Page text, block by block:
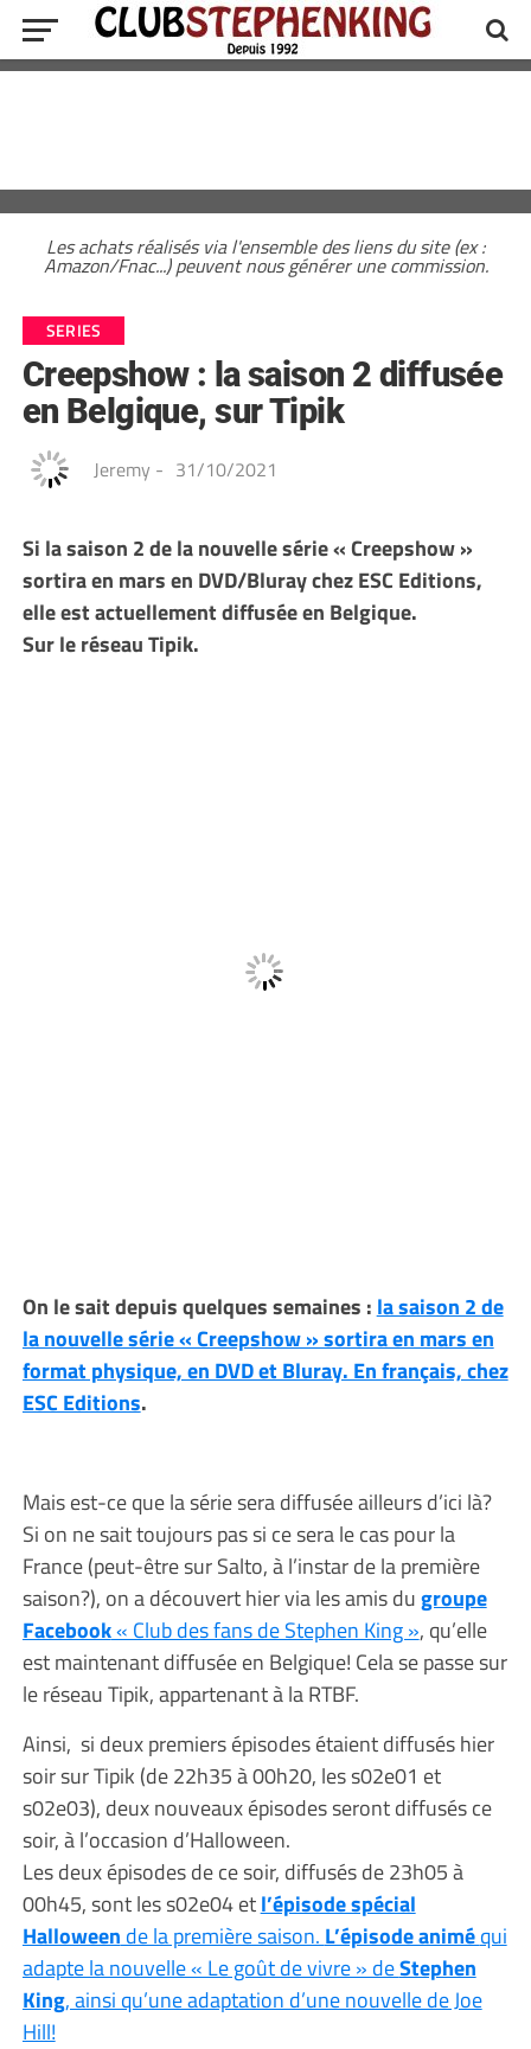
Les achats réalisés via l'ensemble des liens du site (ex :
Amazon/Fnac...) peuvent nous générer une commission.
SERIES
Creepshow : la saison 2 diffusée
en Belgique, sur Tipik
Jeremy - 31/10/2021
Si la saison 2 de la nouvelle série « Creepshow »
sortira en mars en DVD/Bluray chez ESC Editions,
elle est actuellement diffusée en Belgique.
Sur le réseau Tipik.
On le sait depuis quelques semaines : la saison 2 de
la nouvelle série « Creepshow » sortira en mars en
format physique, en DVD et Bluray. En français, chez
ESC Editions.
Mais est-ce que la série sera diffusée ailleurs d’ici là?
Si on ne sait toujours pas si ce sera le cas pour la
France (peut-être sur Salto, à l’instar de la première
saison?), on a découvert hier via les amis dugroupe
Facebook« Club des fans de Stephen King », qu’elle
est maintenant diffusée en Belgique! Cela se passe sur
le réseau Tipik, appartenant à la RTBF.
Ainsi, si deux premiers épisodes étaient diffusés hier
soir sur Tipik (de 22h35 à 00h20, les s02e01 et
s02e03), deux nouveaux épisodes seront diffusés ce
soir, à l’occasion d’Halloween.
Les deux épisodes de ce soir, diffusés de 23h05 à
00h45, sont les s02e04 etl’épisode spécial
Halloween de la première saison. L’épisode animéqui
adapte la nouvelle « Le goût de vivre » deStephen
King, ainsi qu’une adaptation d’une nouvelle de Joe
Hill!